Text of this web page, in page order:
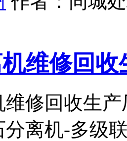
维修回
修回收生
离机-多级